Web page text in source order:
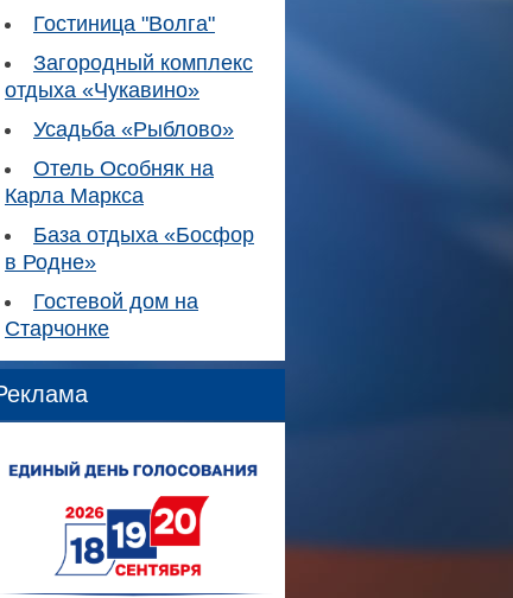
Гостиница "Волга"
Загородный комплекс
отдыха «Чукавино»
Усадьба «Рыблово»
Отель Особняк на
Карла Маркса
База отдыха «Босфор
в Родне»
Гостевой дом на
Старчонке